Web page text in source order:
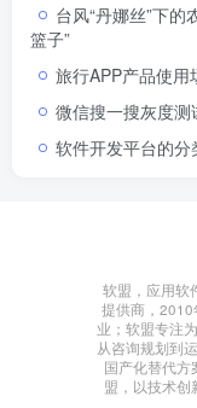
台风“丹娜丝”下
篮子”
旅行APP产品使用
微信搜一搜灰度
软件开发平台的
软盟，应用软
提供商，2010
业；软盟专注
从咨询规划到
国产化替代方
盟，以技术创